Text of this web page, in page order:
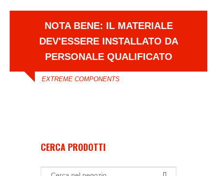
NOTA BENE: IL MATERIALE
DEV'ESSERE INSTALLATO DA
PERSONALE QUALIFICATO
EXTREME COMPONENTS
CERCA PRODOTTI